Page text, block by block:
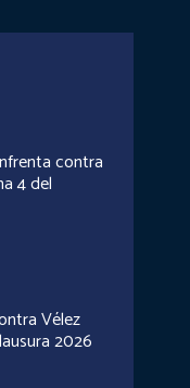
contra
4 del
Vélez
2026